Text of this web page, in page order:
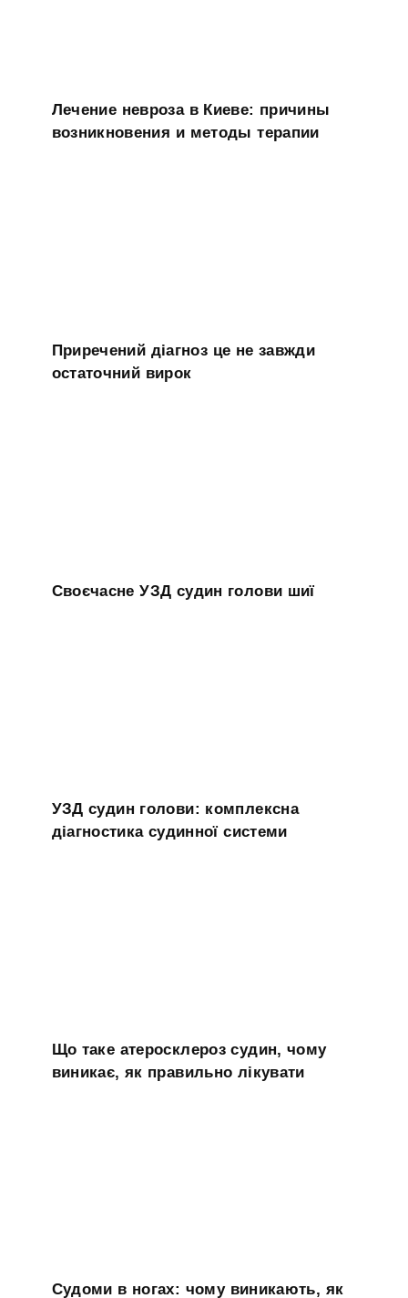
Лечение невроза в Киеве: причины
возникновения и методы терапии
Приречений діагноз це не завжди
остаточний вирок
Своєчасне УЗД судин голови шиї
УЗД судин голови: комплексна
діагностика судинної системи
Що таке атеросклероз судин, чому
виникає, як правильно лікувати
Судоми в ногах: чому виникають, як